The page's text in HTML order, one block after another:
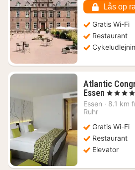
Lås op
Gratis Wi-Fi
Restaurant
Atlantic
Essen 1
nat
kr.
, 4 Stjerner
Essen · 8.1 km
Ruhr
Gratis Wi-Fi
Restaurant
Elevator